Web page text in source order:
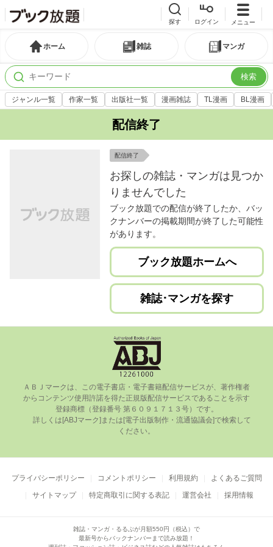
探す ログイン メニュー
ホーム 雑誌 マンガ
検索
ジャンル一覧 作家一覧 出版社一覧 漫画雑誌 TL漫画 BL漫画
配信終了
配信終了
お探しの雑誌・マンガは見つか
りませんでした
ブック放題での配信が終了したか、バッ
クナンバーの掲載期間が終了した可能性
があります。
ブック放題ホームへ
雑誌･マンガを探す
ＡＢＪマークは、この電⼦書店・電⼦書籍配信サービスが、著作権者
からコンテンツ使⽤許諾を得た正規版配信サービスであることを⽰す
登録商標（登録番号 第６０９１７１３号）です。
ください。
プライバシーポリシー コメントポリシー 利用規約
よくあるご質問
サイトマップ
特定商取引に関する表記 運営会社 採用情報
雑誌・マンガ・るるぶが月額550円（税込）で
最新号からバックナンバーまで読み放題！